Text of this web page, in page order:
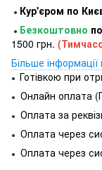
● Кур'єром по
● Безкоштовно
1500 грн.
Більше
● Готівкою при
● Онлайн оплата
● Оплата за
● Оплата через
● Оплата через